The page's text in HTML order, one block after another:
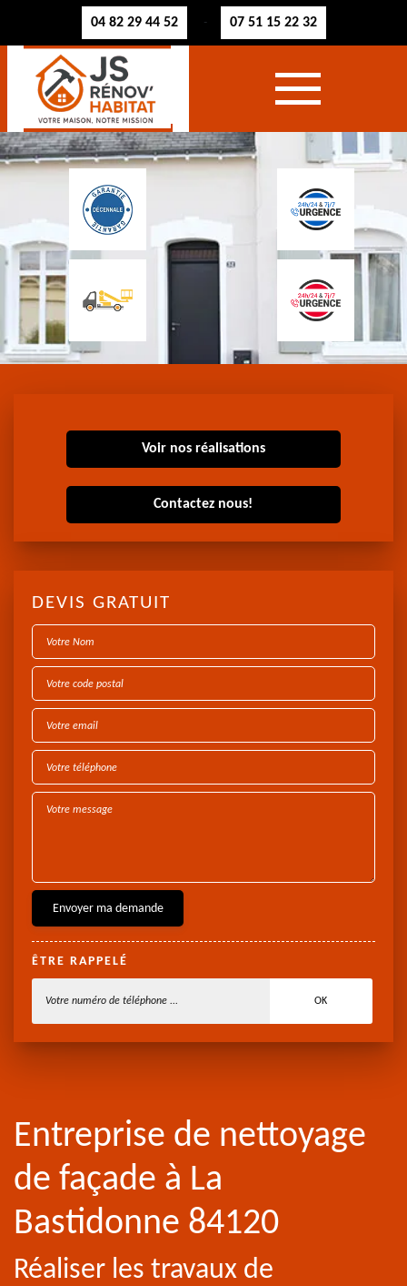
04 82 29 44 52 - 07 51 15 22 32
Voir nos réalisations
Contactez nous!
DEVIS GRATUIT
ÊTRE RAPPELÉ
Entreprise de nettoyage
de façade à La
Bastidonne 84120
Réaliser les travaux de